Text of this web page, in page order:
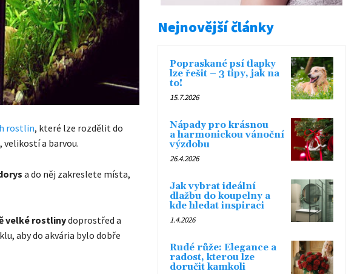
rostlin, které lze rozdělit do
velikostí a barvou.
a do něj zakreslete místa,
velké rostlinydoprostřed a
aby do akvária bylo dobře
Nejnovější články
Popraskané psí tlapky
lze řešit – 3 tipy, jak na
to!
15.7.2026
Nápady pro krásnou
a harmonickou vánoční
výzdobu
26.4.2026
Jak vybrat ideální
dlažbu do koupelny a
kde hledat inspiraci
1.4.2026
Rudé růže: Elegance a
radost, kterou lze
doručit kamkoli